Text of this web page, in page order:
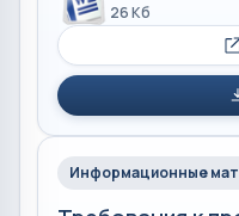
26 Кб
Информационные